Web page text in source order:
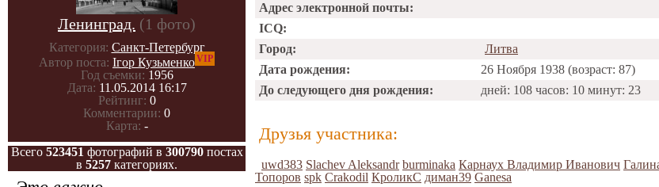
Ленинград. (1 фото)
Категория: Санкт-Петербург
Автор поста: Ігор КузьменкоVIP
Год съемки: 1956
Дата: 11.05.2014 16:17
Рейтинг: 0
Комментарии: 0
Карта: -
Всего 523451 фотографий в 300790постах
в 5257 категориях.
Адрес электронной почты:
ICQ:
Город:
Литва
Дата рождения:
26 Ноября 1938 (возраст: 87)
До следующего дня рождения:
дней: 108 часов: 10 минут: 23
Друзья участника:
uwd383 Slachev Aleksandr burminaka Карнаух Владимир Иванович
Топоров spk Crakodil КроликС диман39 Ganesa